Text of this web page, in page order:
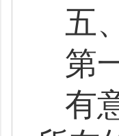
五
第
有